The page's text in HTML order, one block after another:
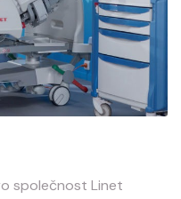
společnost Linet